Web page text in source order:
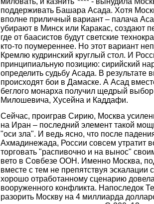
поддерживать Башара Асада. Хотя
вполне приличный вариант – палача
убирают в Минск или Каракас, создают
где от баасистов будут светские
кто-то поумереннее. Но этот вариант
Кремлю кудринский круглый стол. И
принципиальную позицию: сирийский
определить судьбу Асада. В результате
происходят бои в Дамаске. А Асад
беглого монарха получил щедрый
Милошевича, Хусейна и Каддафи.
Сейчас, проиграв Сирию, Москва
на Иран – последний элемент такой
"оси зла". И ведь ясно, что после
Ахмадинежада, России совсем утратит
торговать "распивочно и на вынос"
вето в Совбезе ООН. Именно Москва,
вместе с тем не препятствуя эскалации
хорошо отработанному сценарию
вооруженного конфликта. Напоследок
разорить Москву на 4 миллиарда